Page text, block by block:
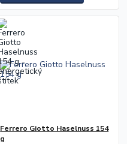
Ferrero Giotto Haselnuss 154
g